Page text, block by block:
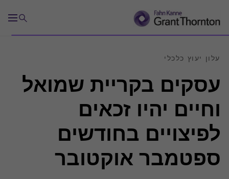
עסקים בקריית שמואל
וחיים יהיו זכאים
לפיצויים בחודשים
ספטמבר אוקטובר
עלון יעוץ כלכלי